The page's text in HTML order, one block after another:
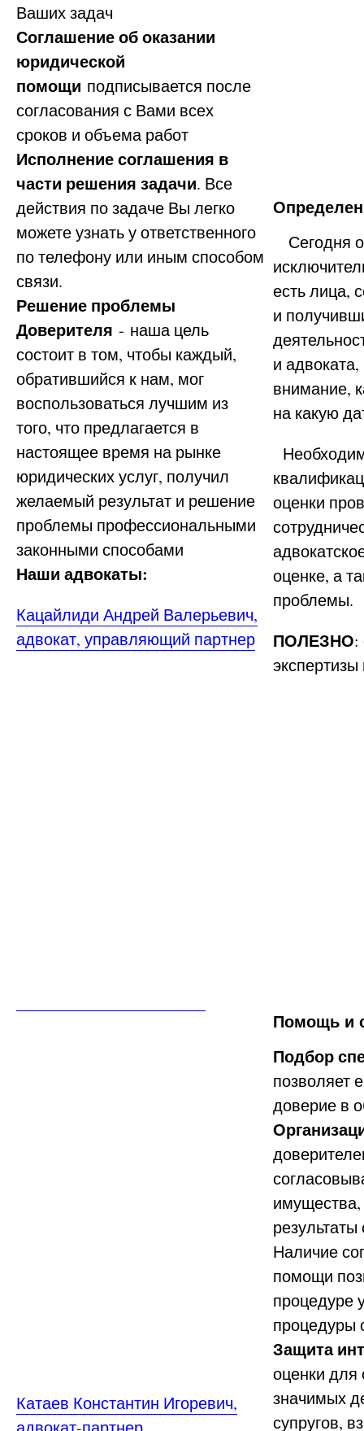
Ваших задач
Соглашение об оказании
юридической
помощи подписывается после
согласования с Вами всех
сроков и объема работ
Исполнение соглашения в
части решения задачи. Все
действия по задаче Вы легко
можете узнать у ответственного
по телефону или иным способом
связи.
Решение проблемы
Доверителя - наша цель
состоит в том, чтобы каждый,
обратившийся к нам, мог
воспользоваться лучшим из
того, что предлагается в
настоящее время на рынке
юридических услуг, получил
желаемый результат и решение
проблемы профессиональными
законными способами
Наши адвокаты:
Кацайлиди Андрей Валерьевич,
адвокат, управляющий партнер
Катаев Константин Игоревич,
Сегодня
есть лица,
и
и
внимание,
на какую
оценки
оценке, а
проблемы.
ПОЛЕЗНО:
Помощь и
Подбор
позволяет
доверие в
имущества,
результаты
Наличие
помощи
процедуре
процедуры
Защита
оценки для
значимых
супругов,